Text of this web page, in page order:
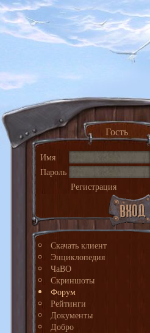
Гость
Имя
Пароль
Регистрация
Скачать клиент
Энциклопедия
ЧаВО
Скриншоты
Форум
Рейтинги
Документы
Добро